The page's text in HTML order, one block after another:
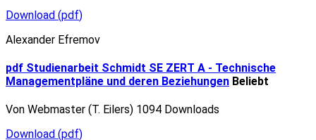
Download (pdf)
Alexander Efremov
pdf Studienarbeit Schmidt SE ZERT A - Technische
Managementpläne und deren Beziehungen Beliebt
Von Webmaster (T. Eilers) 1094 Downloads
Download (pdf)